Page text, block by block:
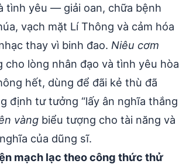
tình yêu — giải oan, chữa bệnh
vạch mặt Lí Thông và cảm hóa
thay vì binh đao. Niêu cơm
cho lòng nhân đạo và tình yêu hòa
hết, dùng để đãi kẻ thù đã
định tư tưởng “lấy ân nghĩa thắng
vàng biểu tượng cho tài năng và
của dũng sĩ.
mạch lạc theo công thức thử